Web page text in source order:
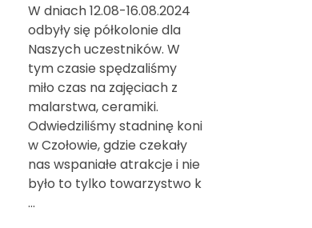
W dniach 12.08-16.08.2024
odbyły się półkolonie dla
Naszych uczestników. W
tym czasie spędzaliśmy
miło czas na zajęciach z
malarstwa, ceramiki.
Odwiedziliśmy stadninę koni
w Czołowie, gdzie czekały
nas wspaniałe atrakcje i nie
było to tylko towarzystwo k
...